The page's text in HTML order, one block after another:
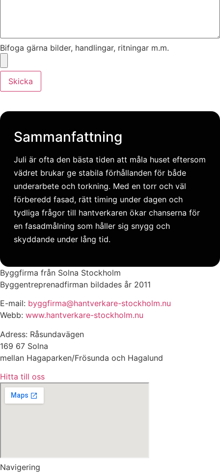
Bifoga gärna bilder, handlingar, ritningar m.m.
Skicka
Sammanfattning
Juli är ofta den bästa tiden att måla huset eftersom
vädret brukar ge stabila förhållanden för både
underarbete och torkning. Med en torr och väl
förberedd fasad, rätt timing under dagen och
tydliga frågor till hantverkaren ökar chanserna för
en fasadmålning som håller sig snygg och
skyddande under lång tid.
Byggfirma från Solna Stockholm
Byggentreprenadfirman bildades år 2011
E-mail: byggfirma@hantverkare-stockholm.nu
Webb: www.hantverkare-stockholm.nu
Adress: Råsundavägen
169 67 Solna
mellan Hagaparken/Frösunda och Hagalund
Hitta till oss
Navigering